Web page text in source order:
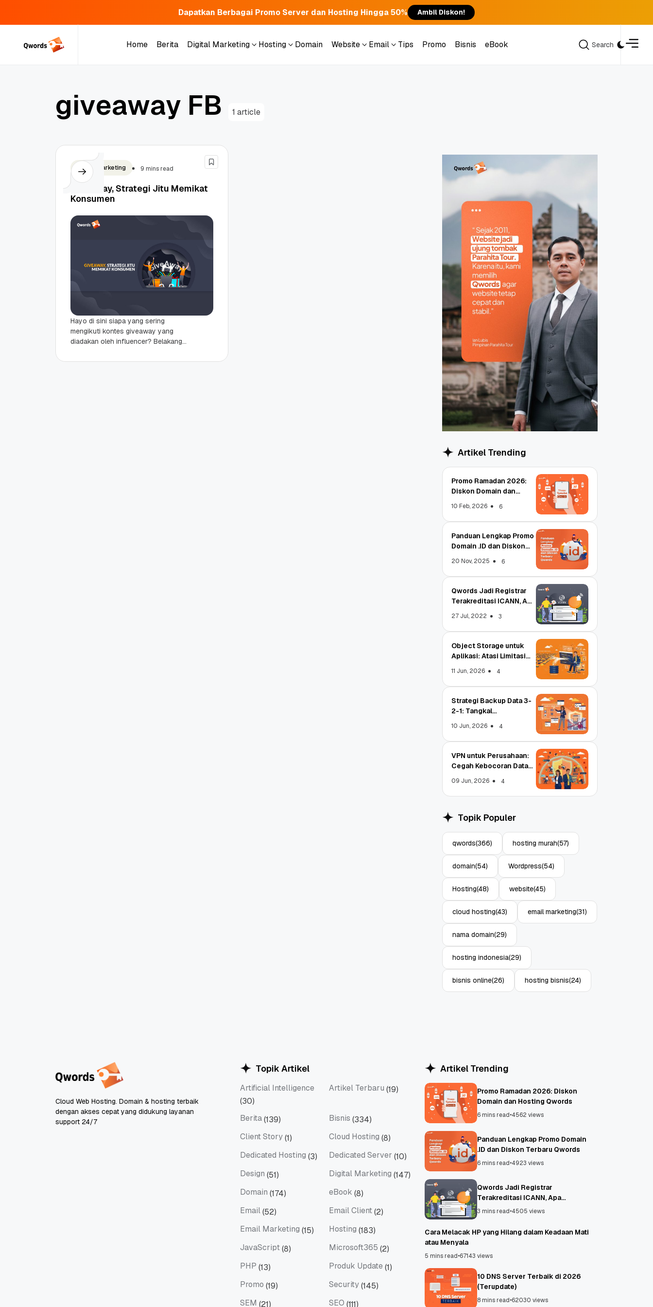
Dapatkan Berbagai Promo Server dan Hosting Hingga 50% Ambil Diskon!
Home
Berita
Digital Marketing
Hosting
Domain
Website
Email
Tips
Promo
Bisnis
eBook
Search
Aplikasi: Atasi Limitasi
11 Jun, 2026 4
giveaway FB 1 article
Digital Marketing 9 mins read
Giveaway, Strategi Jitu Memikat
Konsumen
Hayo di sini siapa yang sering
mengikuti kontes giveaway yang
diadakan oleh influencer? Belakangan
strategi marketing yang sering sekali
Artikel Trending
Promo Ramadan 2026:
Diskon Domain dan
10 Feb, 2026 6
Panduan Lengkap Promo
Domain .ID dan Diskon
20 Nov, 2025 6
Qwords Jadi Registrar
Terakreditasi ICANN, Apa
27 Jul, 2022 3
Object Storage untuk
Aplikasi: Atasi Limitasi
11 Jun, 2026 4
Strategi Backup Data 3-
2-1: Tangkal
10 Jun, 2026 4
VPN untuk Perusahaan:
Cegah Kebocoran Data
09 Jun, 2026 4
Topik Populer
qwords(366) hosting murah(57)
domain(54) Wordpress(54)
Hosting(48) website(45)
cloud hosting(43) email marketing(31)
nama domain(29)
hosting indonesia(29)
bisnis online(26) hosting bisnis(24)
Cloud Web Hosting. Domain & hosting terbaik
dengan akses cepat yang didukung layanan
support 24/7
Topik Artikel
Artificial Intelligence
Artificial Intelligence
(30)
Artikel Terbaru (19)
Berita(139) Bisnis (334)
Client Story(1) Cloud Hosting (8)
Dedicated Hosting (3) Dedicated Server (10)
Design (51) Digital Marketing (147)
Domain (174) eBook (8)
Email(52) Email Client(2)
Email Marketing (15) Hosting (183)
JavaScript(8) Microsoft365 (2)
PHP (13) Produk Update (1)
Promo (19) Security(145)
SEM (21) SEO (111)
Artikel Trending
Promo Ramadan 2026: Diskon
Domain dan Hosting Qwords
6 mins read•4562 views
Panduan Lengkap Promo Domain
.ID dan Diskon Terbaru Qwords
6 mins read•4923 views
Qwords Jadi Registrar
Terakreditasi ICANN, Apa
Untungnya?
3 mins read•4505 views
Cara Melacak HP yang Hilang dalam Keadaan Mati
atau Menyala
5 mins read•67143 views
10 DNS Server Terbaik di 2026
(Terupdate)
8 mins read•62030 views